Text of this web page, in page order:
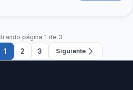
página 1 de 3
1 2 3 Siguiente